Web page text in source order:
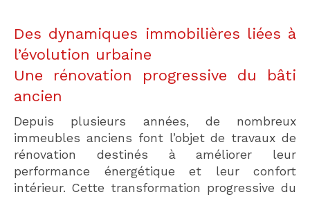
Des dynamiques immobilières liées à
l’évolution urbaine
Une rénovation progressive du bâti
ancien
Depuis plusieurs années, de nombreux
immeubles anciens font l’objet de travaux de
rénovation destinés à améliorer leur
performance énergétique et leur confort
intérieur. Cette transformation progressive du